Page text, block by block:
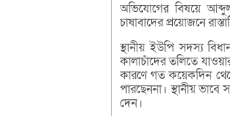
অভিযোগের বিষয়ে
চাষাবাদের প্রয়োজনে
স্থানীয় ইউপি সদস্য
কালাচাঁদের তলিতে
কারণে গত কয়েকদিন
পারছেননা। স্থানীয়
দেন।